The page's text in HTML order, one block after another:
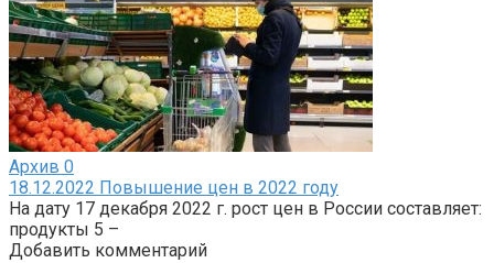
Архив 0
18.12.2022 Повышение цен в 2022 году
На дату 17 декабря 2022 г. рост цен в России составляет:
продукты 5 –
Добавить комментарий